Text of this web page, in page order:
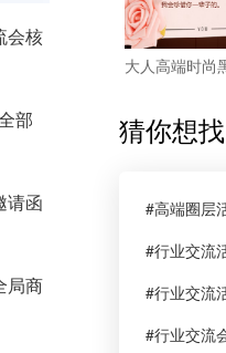
会核
部
请函
局商
猜你想找